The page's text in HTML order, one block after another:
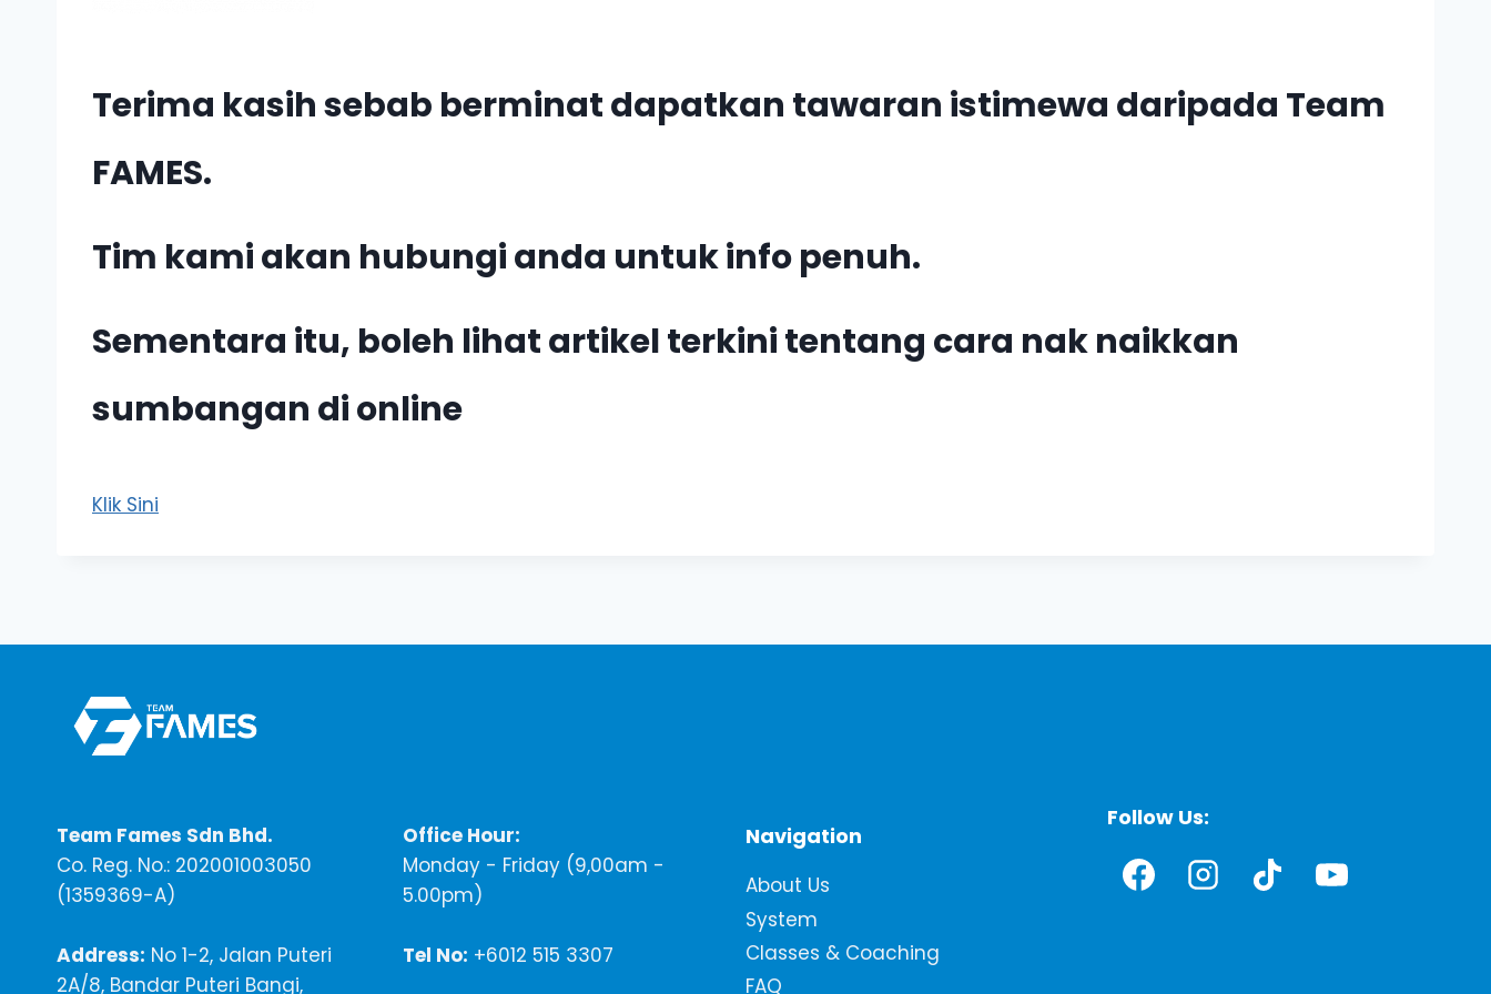
Terima kasih sebab berminat dapatkan tawaran istimewa daripada Team
FAMES.
Tim kami akan hubungi anda untuk info penuh.
Sementara itu, boleh lihat artikel terkini tentang cara nak naikkan
sumbangan di online
Klik Sini
Team Fames Sdn Bhd.
Co. Reg. No.: 202001003050
(1359369-A)
Address: No 1-2, Jalan Puteri
2A/8, Bandar Puteri Bangi,
Office Hour:
Monday - Friday (9,00am -
5.00pm)
Tel No: +6012 515 3307
Navigation
About Us
System
Classes & Coaching
FAQ
Follow Us: